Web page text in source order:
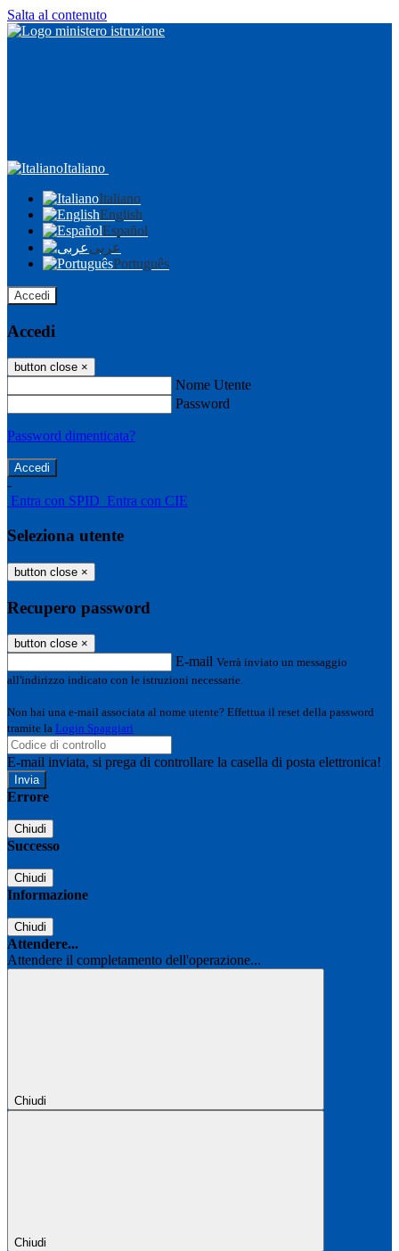
Salta al contenuto
Italiano
Italiano
English
Español
عربى
Português
Accedi
Accedi
button close ×
Nome Utente
Password
Password dimenticata?
-
Entra con SPID Entra con CIE
Seleziona utente
button close ×
Recupero password
button close ×
E-mail Verrà inviato un messaggio
all'indirizzo indicato con le istruzioni necessarie.
Non hai una e-mail associata al nome utente? Effettua il reset della password
tramite la Login Spaggiari
E-mail inviata, si prega di controllare la casella di posta elettronica!
Errore
Chiudi
Successo
Chiudi
Informazione
Chiudi
Attendere...
Attendere il completamento dell'operazione...
Chiudi
Chiudi